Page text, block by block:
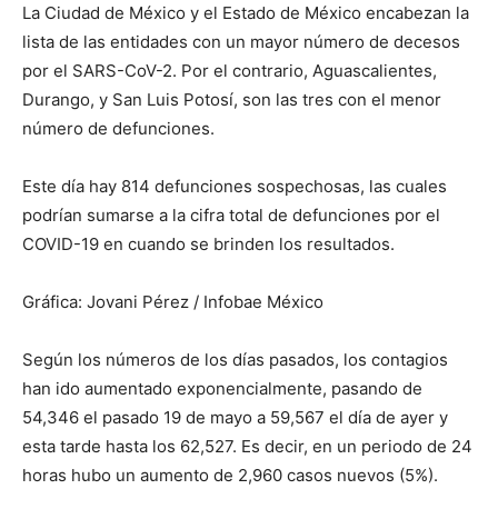
La Ciudad de México y el Estado de México encabezan la
lista de las entidades con un mayor número de decesos
por el SARS-CoV-2. Por el contrario, Aguascalientes,
Durango, y San Luis Potosí, son las tres con el menor
número de defunciones.
Este día hay 814 defunciones sospechosas, las cuales
podrían sumarse a la cifra total de defunciones por el
COVID-19 en cuando se brinden los resultados.
Gráfica: Jovani Pérez / Infobae México
Según los números de los días pasados, los contagios
han ido aumentado exponencialmente, pasando de
54,346 el pasado 19 de mayo a 59,567 el día de ayer y
esta tarde hasta los 62,527. Es decir, en un periodo de 24
horas hubo un aumento de 2,960 casos nuevos (5%).